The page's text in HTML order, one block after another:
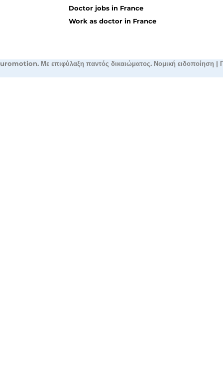
Doctor jobs in France
Work as doctor in France
Με επιφύλαξη παντός δικαιώματος. Νομική ειδοποίηση |